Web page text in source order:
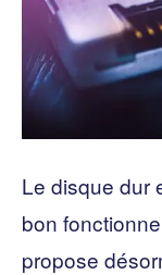
Le disque dur
bon
propose